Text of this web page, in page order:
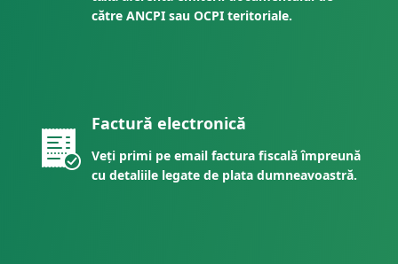
către ANCPI sau OCPI teritoriale.
Factură electronică
Veți primi pe email factura fiscală împreună
cu detaliile legate de plata dumneavoastră.